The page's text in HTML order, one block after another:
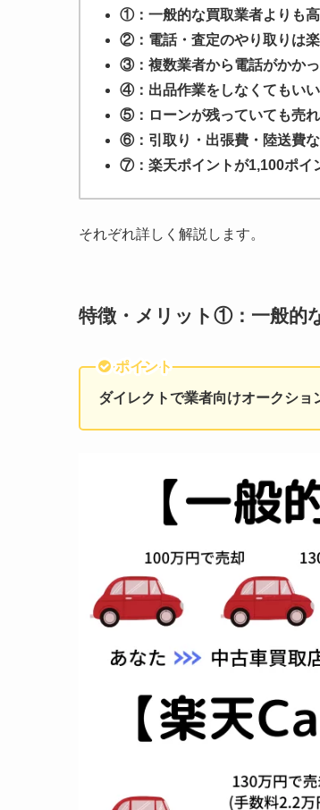
①：一般的な買取業者よりも
②：電話・査定のやり取りは
③：複数業者から電話がかか
④：出品作業をしなくてもいい
⑤：ローンが残っていても売
⑥：引取り・出張費・陸送費
⑦：楽天ポイントが1,100ポイ
それぞれ詳しく解説します。
特徴・メリット①：一般的
ポイント
ダイレクトで業者向けオークショ